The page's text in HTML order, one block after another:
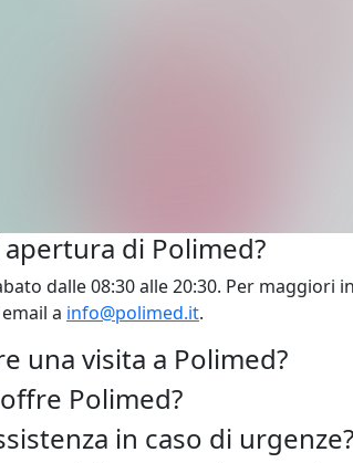
di Polimed?
dalle 08:30 alle 20:30. Per
a info@polimed.it.
una visita a Polimed?
Polimed?
in caso di urgenze?